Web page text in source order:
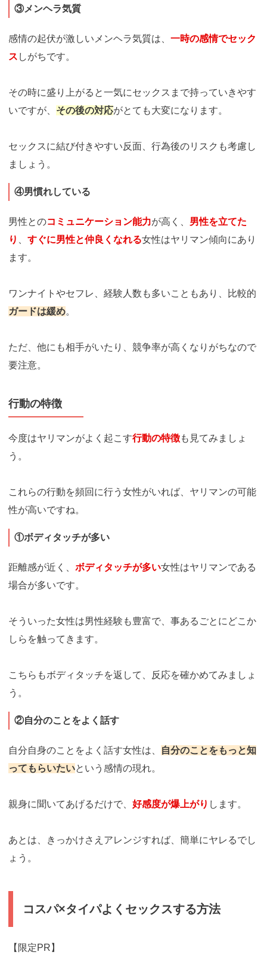
③メンヘラ気質
感情の起伏が激しいメンヘラ気質は、 一時の感情でセック
ス しがちです。
その時に盛り上がると一気にセックスまで持っていきやす
いですが、 その後の対応がとても大変になります。
セックスに結び付きやすい反面、行為後のリスクも考慮し
ましょう。
④男慣れしている
男性とのコミュニケーション能力が高く、 男性を立てた
り
すぐに男性と仲良くなれる女性はヤリマン傾向にあり
ます。
ワンナイトやセフレ、経験人数も多いこともあり、比較的
ガードは緩め。
ただ、他にも相手がいたり、競争率が高くなりがちなので
要注意。
行動の特徴
今度はヤリマンがよく起こす行動の特徴も見てみましょ
う。
これらの行動を頻回に行う女性がいれば、ヤリマンの可能
性が高いですね。
①ボディタッチが多い
距離感が近く、 ボディタッチが多い女性はヤリマンである
場合が多いです。
そういった女性は男性経験も豊富で、事あるごとにどこか
しらを触ってきます。
こちらもボディタッチを返して、反応を確かめてみましょ
う。
②自分のことをよく話す
自分自身のことをよく話す女性は、
自分のことをもっと知
ってもらいたいという感情の現れ。
親身に聞いてあげるだけで、 好感度が爆上がり します。
あとは、きっかけさえアレンジすれば、簡単にヤレるでし
ょう。
コスパ×タイパよくセックスする方法
【限定PR】